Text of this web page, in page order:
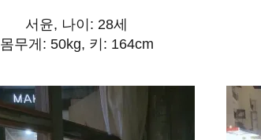
서윤, 나이: 28세
몸무게: 50kg, 키: 164cm